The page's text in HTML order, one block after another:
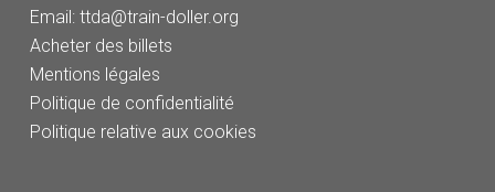
Email: ttda@train-doller.org
Acheter des billets
Mentions légales
Politique de confidentialité
Politique relative aux cookies